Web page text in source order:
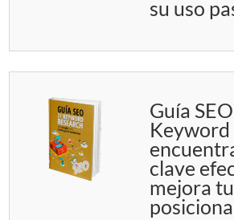
su uso
Guía
Keyword
clave
mejora tu